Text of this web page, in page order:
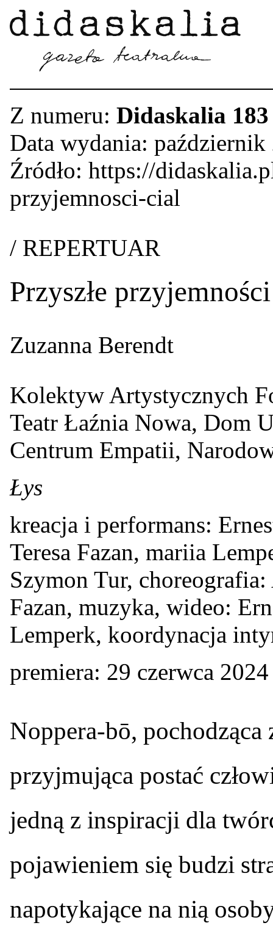
Z numeru: Didaskalia 183
Data wydania: październik
Źródło: https://
przyjemnosci-cial
/ REPERTUAR
Przyszłe
Zuzanna Berendt
Kolektyw Artystycznych
Teatr Łaźnia Nowa, Dom
Centrum Empatii,
Łys
kreacja i performans:
Teresa Fazan, mariia
Szymon Tur, choreografia:
Fazan, muzyka, wideo:
Lemperk, koordynacja
premiera: 29 czerwca 2024
Noppera-bō,
przyjmująca postać
jedną z inspiracji dla
pojawieniem się budzi
napotykające na nią